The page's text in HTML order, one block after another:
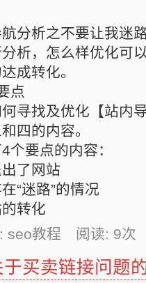
分析之不要让我迷
析，怎么样优化可
成转化。
点
寻找及优化【站内
四的内容。
个要点的内容：
了网站
“迷路”的情况
转化
seo教程 阅读: 9次
买卖链接问题